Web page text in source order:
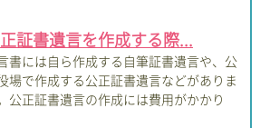
証書遺言を作成する際...
書には自ら作成する自筆証書遺言や、公
場で作成する公正証書遺言などがありま
公正証書遺言の作成には費用がかかり